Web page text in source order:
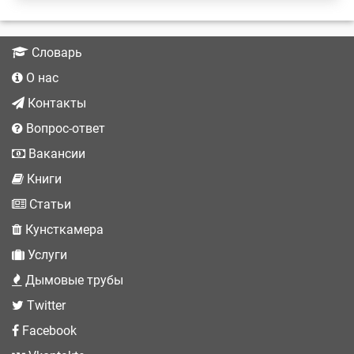
Словарь
О нас
Контакты
Вопрос-ответ
Вакансии
Книги
Статьи
Кунсткамера
Услуги
Дымовые трубы
Twitter
Facebook